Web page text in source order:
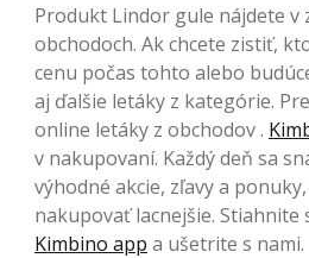
Produkt Lindor gule nájdete v
obchodoch. Ak chcete zistiť,
cenu počas tohto alebo
aj ďalšie letáky z kategórie.
online letáky z obchodov .
v nakupovaní. Každý deň sa
výhodné akcie, zľavy a
nakupovať lacnejšie. Stiahnite
Kimbino app a ušetrite s nami.